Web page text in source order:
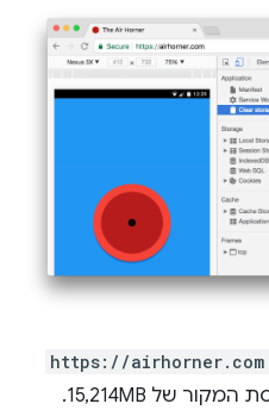
https://airhorner.com